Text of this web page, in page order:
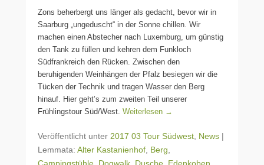
Zons beherbergt uns länger als gedacht, bevor wir in
Saarburg „ungeduscht“ in der Sonne chillen. Wir
machen einen Abstecher nach Luxemburg, um günstig
den Tank zu füllen und kehren dem Funkloch
Südfrankreich den Rücken. Zwischen den
beruhigenden Weinhängen der Pfalz besiegen wir die
Tücken der Technik und tragen Wasser den Berg
hinauf. Hier geht’s zum zweiten Teil unserer
Frühlingstour Süd/West. Weiterlesen →
Veröffentlicht unter 2017 03 Tour Südwest News |
Lemmata: Alter Kastanienhof Berg